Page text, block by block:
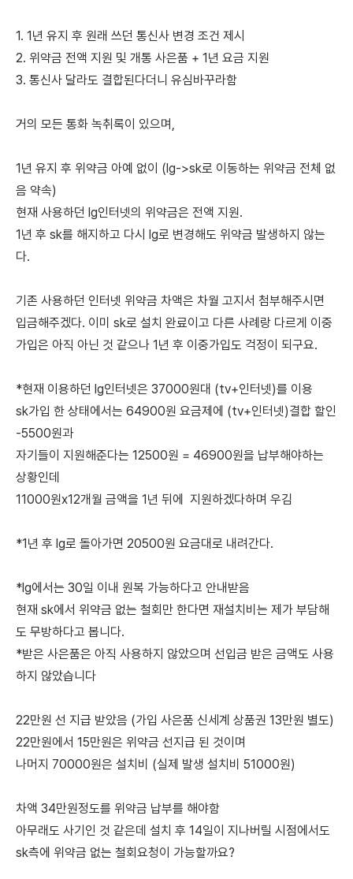
1. 1년 유지 후 원래 쓰던 통신사 변경 조건 제시
2. 위약금 전액 지원 및 개통 사은품 + 1년 요금 지원
3. 통신사 달라도 결합된다더니 유심바꾸라함
거의 모든 통화 녹취록이 있으며,
1년 유지 후 위약금 아예 없이 (lg->sk로 이동하는 위약금 전체 없
음 약속)
현재 사용하던 lg인터넷의 위약금은 전액 지원.
1년 후 sk를 해지하고 다시 lg로 변경해도 위약금 발생하지 않는
다.
기존 사용하던 인터넷 위약금 차액은 차월 고지서 첨부해주시면
입금해주겠다. 이미 sk로 설치 완료이고 다른 사례랑 다르게 이중
가입은 아직 아닌 것 같으나 1년 후 이중가입도 걱정이 되구요.
*현재 이용하던 lg인터넷은 37000원대 (tv+인터넷)를 이용
sk가입 한 상태에서는 64900원 요금제에 (tv+인터넷)결합 할인
-5500원과
자기들이 지원해준다는 12500원 = 46900원을 납부해야하는
상황인데
11000원x12개월 금액을 1년 뒤에 지원하겠다하며 우김
*1년 후 lg로 돌아가면 20500원 요금대로 내려간다.
*lg에서는 30일 이내 원복 가능하다고 안내받음
현재 sk에서 위약금 없는 철회만 한다면 재설치비는 제가 부담해
도 무방하다고 봅니다.
*받은 사은품은 아직 사용하지 않았으며 선입금 받은 금액도 사용
하지 않았습니다
22만원 선 지급 받았음 (가입 사은품 신세계 상품권 13만원 별도)
22만원에서 15만원은 위약금 선지급 된 것이며
나머지 70000원은 설치비 (실제 발생 설치비 51000원)
차액 34만원정도를 위약금 납부를 해야함
아무래도 사기인 것 같은데 설치 후 14일이 지나버릴 시점에서도
sk측에 위약금 없는 철회요청이 가능할까요?